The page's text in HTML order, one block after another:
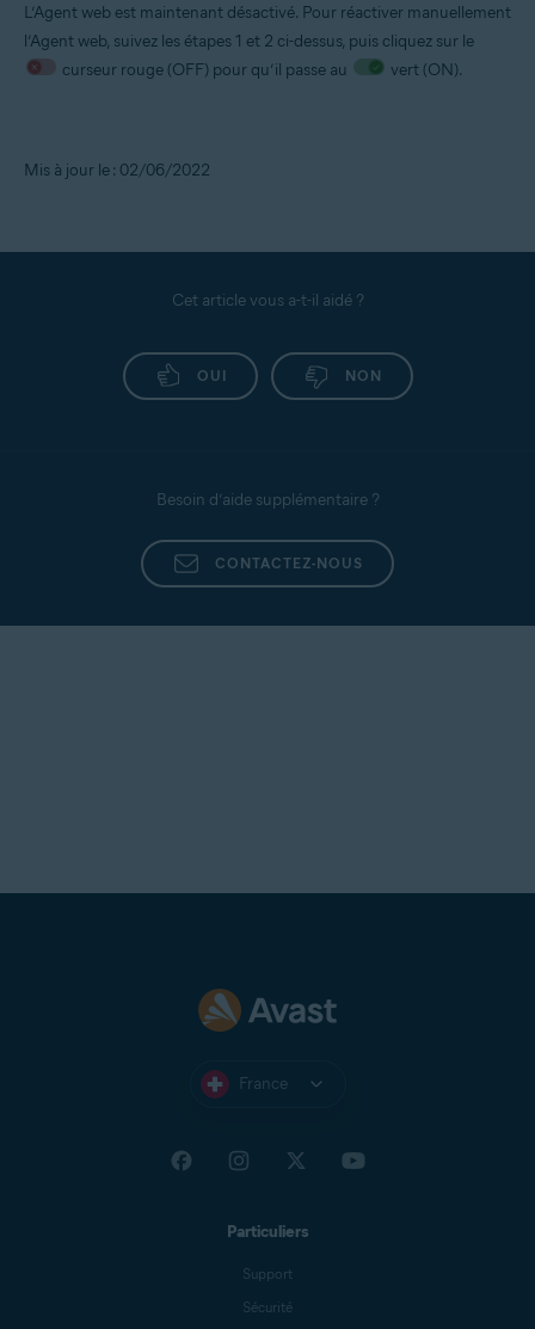
L’Agent web est maintenant désactivé. Pour réactiver manuellement
l’Agent web, suivez les étapes 1 et 2 ci-dessus, puis cliquez sur le
curseur rouge (OFF) pour qu’il passe au
vert (ON).
Mis à jour le : 02/06/2022
Cet article vous a-t-il aidé ?
OUI NON
Besoin d’aide supplémentaire ?
CONTACTEZ-NOUS
France
Particuliers
Support
Sécurité